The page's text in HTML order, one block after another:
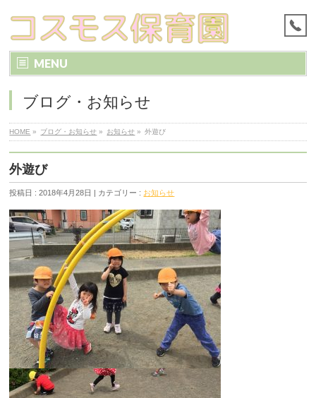
MENU
ブログ・お知らせ
HOME » ブログ・お知らせ » お知らせ » 外遊び
外遊び
投稿日 : 2018年4月28日 | カテゴリー : お知らせ